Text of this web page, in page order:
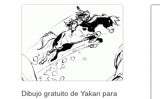
Dibujo gratuito de Yakari para